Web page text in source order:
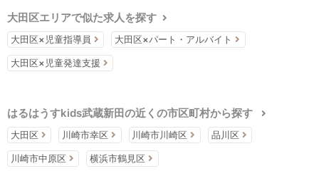
大田区エリアで似た求人を探す
大田区×児童指導員 大田区×パート・アルバイト
大田区×児童発達支援
はるはうすkids武蔵新田の近くの市区町村から探す
大田区 川崎市幸区 川崎市川崎区 品川区
川崎市中原区 横浜市鶴見区